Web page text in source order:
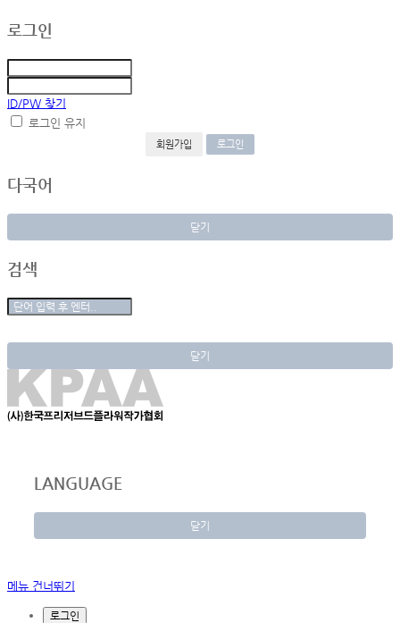
로그인
ID/PW 찾기
로그인 유지
회원가입
다국어
닫기
검색
닫기
LANGUAGE
닫기
메뉴 건너뛰기
로그인